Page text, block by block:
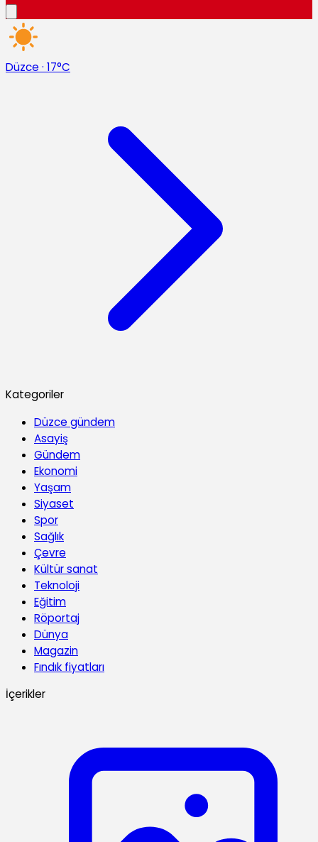
Düzce · 17°C
Kategoriler
Düzce gündem
Asayiş
Gündem
Ekonomi
Yaşam
Siyaset
Spor
Sağlık
Çevre
Kültür sanat
Teknoloji
Eğitim
Röportaj
Dünya
Magazin
Fındık fiyatları
İçerikler